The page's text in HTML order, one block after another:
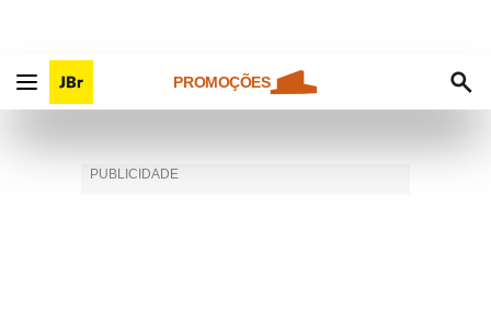
PROMOÇÕES